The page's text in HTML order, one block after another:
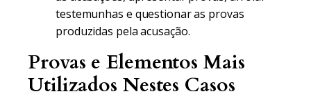
testemunhas e questionar as provas
produzidas pela acusação.
Provas e Elementos Mais
Utilizados Nestes Casos